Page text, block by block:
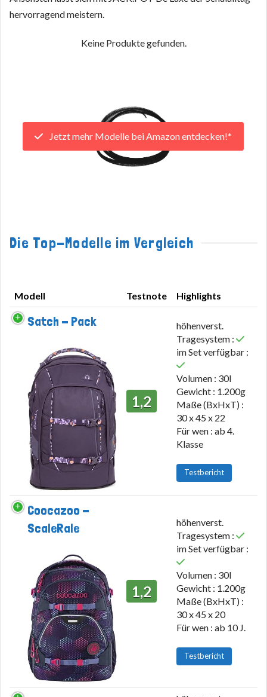
hervorragend meistern.
Keine Produkte gefunden.
Jetzt mehr Modelle bei Amazon entdecken!*
Die Top-Modelle im Vergleich
Modell Testnote
Highlights
Modell
Satch - Pack
1,2
höhenverst.
Tragesystem :
im Set verfügbar :
Volumen : 30l
Gewicht : 1.200g
Maße (BxHxT) :
30 x 45 x 22
Für wen : ab 4.
Klasse
Testbericht
Coocazoo -
ScaleRale
1,2
höhenverst.
Tragesystem :
im Set verfügbar :
Volumen : 30l
Gewicht : 1.200g
Maße (BxHxT) :
30 x 45 x 20
Für wen : ab 10 J.
Testbericht